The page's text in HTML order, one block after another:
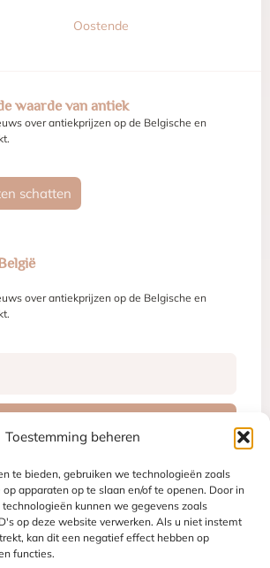
Toestemming beheren
te bieden, gebruiken we technologieën zoals
apparaten op te slaan en/of te openen. Door in
kunnen we gegevens zoals
op deze website verwerken. Als u niet instemt
kan dit een negatief effect hebben op
functies.
Oostende
waarde van antiek
over antiekprijzen op de Belgische en
schatten
over antiekprijzen op de Belgische en
GebruiksvoorwaardenPrivacybeleid
Cookiebeleid